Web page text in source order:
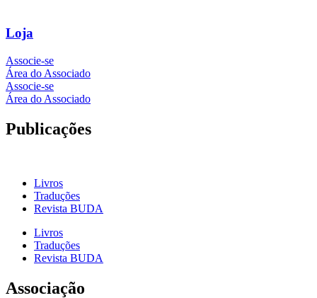
Loja
Associe-se
Área do Associado
Associe-se
Área do Associado
Publicações
Livros
Traduções
Revista BUDA
Livros
Traduções
Revista BUDA
Associação